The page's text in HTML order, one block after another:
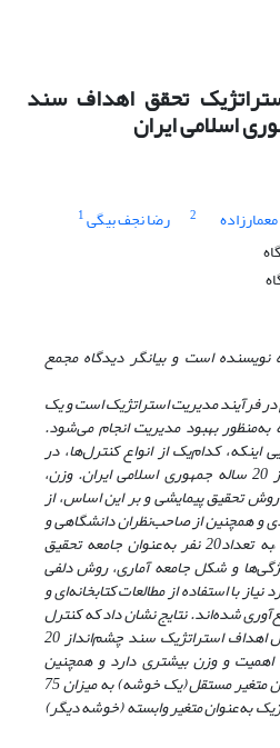
تحقق اهداف سند
2 رضا نجف بیگی1
است و بیانگر دیدگاه مجمع
فرآیند مدیریت استراتژیک است و یک
بهبود مدیریت انجام می‌شود.
کدام‌یک از انواع کنترل‌ها، در
تحقق اهداف سند چشم‌انداز 20 ساله جمهوری اسلامی ایران. وزن،
روش تحقیق پیمایشی وبر این اساس، از
و همچنین از صاحب‌نظران دانشگاهی و
اساتید علم مدیریت مجموعا ًبه تعداد20 نفر به‌عنوان جامعه تحقیق
و شکل جامعه آماری، روش دلفی
با استفاده از مطالعات کتابخانه‌ای و
شده‌اند.نتایج نشان داد که کنترل
راهبردی انسان‌گرا برای کنترل اهداف استراتژیک سند چشم‌انداز 20
اهمیت و وزن بیشتری دارد و همچنین
کنترل‌های استراتژیک به‌عنوان متغیر مستقل (یک خوشه) به میزان 75
به‌عنوان متغیر وابسته (خوشه دیگر)